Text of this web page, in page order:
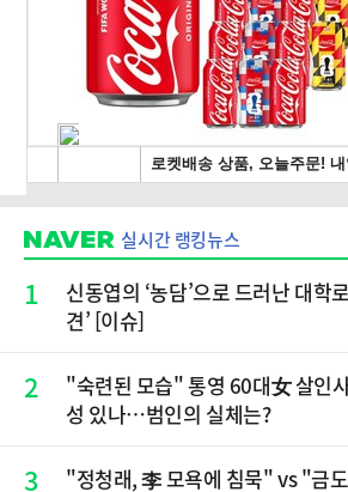
실시간 랭킹뉴스
1
신동엽의 ‘농담’으로 드러난 대학
견’ [이슈]
2
"숙련된 모습" 통영 60대女 살인
성 있나…범인의 실체는?
3
"정청래, 李 모욕에 침묵" vs "금